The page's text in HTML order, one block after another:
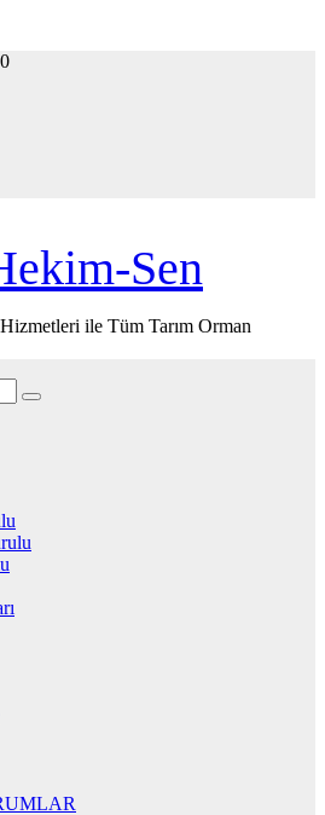
Sen
ile Tüm Tarım Orman